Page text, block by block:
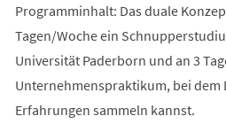
Programminhalt: Das duale
Tagen/Woche ein
Universität Paderborn und an 3
Unternehmenspraktikum, bei dem
Erfahrungen sammeln kannst.